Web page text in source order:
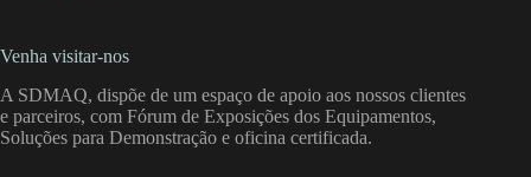
Venha visitar-nos
A SDMAQ, dispõe de um espaço de apoio aos nossos clientes
e parceiros, com Fórum de Exposições dos Equipamentos,
Soluções para Demonstração e oficina certificada.